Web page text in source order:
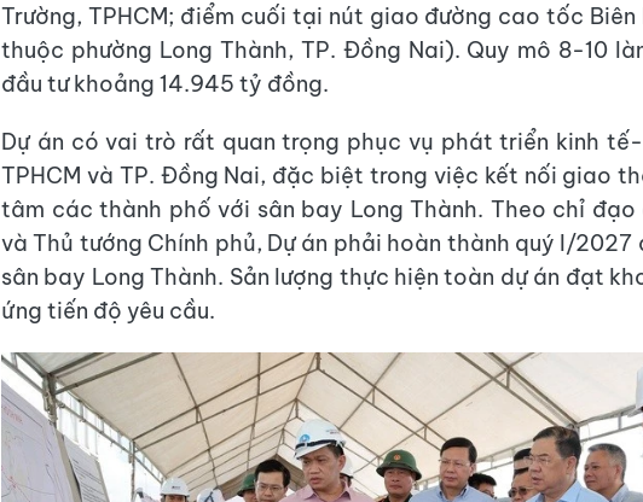
Trường, TPHCM; điểm cuối tại nút giao đường cao tốc Biên
thuộc phường Long Thành, TP. Đồng Nai). Quy mô 8-10
đầu tư khoảng 14.945 tỷ đồng.
Dự án có vai trò rất quan trọng phục vụ phát triển kinh
TPHCM và TP. Đồng Nai, đặc biệt trong việc kết nối giao
tâm các thành phố với sân bay Long Thành. Theo chỉ đạo
và Thủ tướng Chính phủ, Dự án phải hoàn thành quý I/2027
sân bay Long Thành. Sản lượng thực hiện toàn dự án đạt
ứng tiến độ yêu cầu.